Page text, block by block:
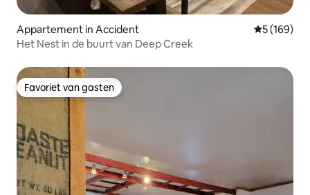
Appartement in Accident
5 (169)
Het Nest in de buurt van Deep Creek
Favoriet van gasten
Favoriet van gasten